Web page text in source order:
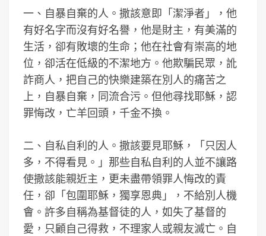
一、自暴自棄的人。撒該意即「潔淨者」，他
有好名字而沒有好名譽，他是財主，有美滿的
生活，卻有敗壞的生命；他在社會有崇高的地
位，卻活在低級的不潔地方。他欺騙民眾，訛
詐商人，把自己的快樂建築在別人的痛苦之
上，自暴自棄，同流合污。但他尋找耶穌，認
罪悔改，亡羊回頭，千金不換。
二、自私自利的人。撒該要見耶穌，「只因人
多，不得看見。」那些自私自利的人並不讓路
使撒該能親近主，更未盡帶領罪人悔改的責
任，卻「包圍耶穌，獨享恩典」，不給別人機
會。許多自稱為基督徒的人，如失了基督的
愛，只顧自己得救，不理家人或親友滅亡。自